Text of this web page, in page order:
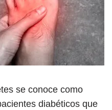
se conoce como
diabéticos que